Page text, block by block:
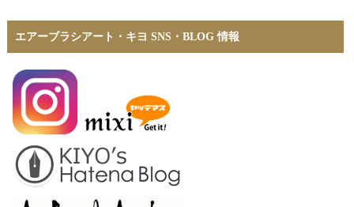
エアーブラシアート・キヨ SNS・BLOG 情報